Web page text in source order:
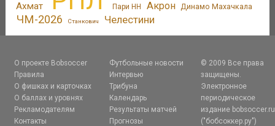
Ахмат Пари НН Акрон Динамо Махачкала
ЧМ-2026 Станкович Челестини
О проекте Bobsoccer
Правила
О фишках и карточках
О баллах и уровнях
Рекламодателям
Контакты
Футбольные новости
Интервью
Трибуна
Календарь
Результаты матчей
Прогнозы
© 2009 Все права
защищены.
Электронное
периодическое
издание bobsoccer.ru
("бобсоккер.ру")